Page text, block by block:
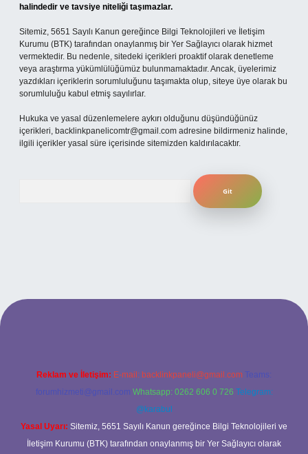
halindedir ve tavsiye niteliği taşımazlar.
Sitemiz, 5651 Sayılı Kanun gereğince Bilgi Teknolojileri ve İletişim
Kurumu (BTK) tarafından onaylanmış bir Yer Sağlayıcı olarak hizmet
vermektedir. Bu nedenle, sitedeki içerikleri proaktif olarak denetleme
veya araştırma yükümlülüğümüz bulunmamaktadır. Ancak, üyelerimiz
yazdıkları içeriklerin sorumluluğunu taşımakta olup, siteye üye olarak bu
sorumluluğu kabul etmiş sayılırlar.
Hukuka ve yasal düzenlemelere aykırı olduğunu düşündüğünüz
içerikleri, backlinkpanelicomtr@gmail.com adresine bildirmeniz halinde,
ilgili içerikler yasal süre içerisinde sitemizden kaldırılacaktır.
ilbet bahis sitesi
Reklam ve İletişim: E-mail: backlinkpaneli@gmail.com Teams:
forumhizmeti@gmail.com Whatsapp: 0262 606 0 726 Telegram:
@karabul
Yasal Uyarı: Sitemiz, 5651 Sayılı Kanun gereğince Bilgi Teknolojileri ve
İletişim Kurumu (BTK) tarafından onaylanmış bir Yer Sağlayıcı olarak